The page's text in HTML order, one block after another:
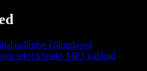
võimalused
tekst kõneks MP3 valikud